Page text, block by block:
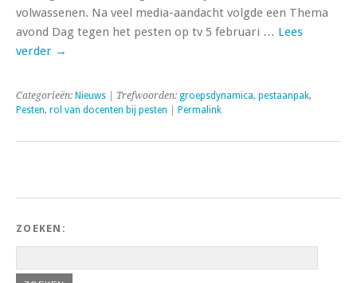
volwassenen. Na veel media-aandacht volgde een Thema
avond Dag tegen het pesten op tv 5 februari … Lees
verder →
Categorieën: Nieuws | Trefwoorden: groepsdynamica, pestaanpak,
Pesten, rol van docenten bij pesten Permalink
ZOEKEN: